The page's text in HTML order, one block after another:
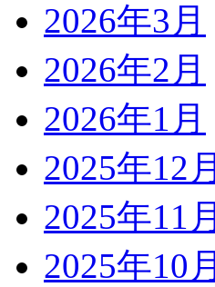
2026年3月
2026年2月
2026年1月
2025年12月
2025年11月
2025年10月